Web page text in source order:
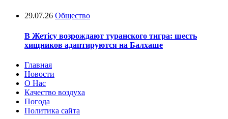
29.07.26 Общество
В Жетісу возрождают туранского тигра: шесть
хищников адаптируются на Балхаше
Главная
Новости
О Нас
Качество воздуха
Погода
Политика сайта